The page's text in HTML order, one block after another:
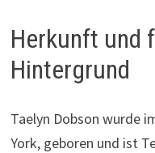
Herkunft und
Hintergrund
Taelyn Dobson wurde
York, geboren und ist